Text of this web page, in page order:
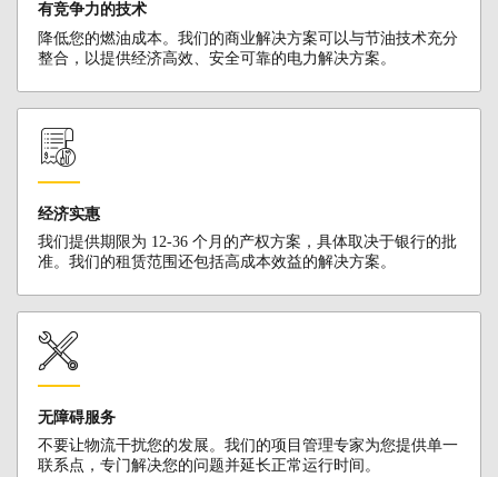
有竞争力的技术
降低您的燃油成本。我们的商业解决方案可以与节油技术充分
整合，以提供经济高效、安全可靠的电力解决方案。
经济实惠
我们提供期限为 12-36 个月的产权方案，具体取决于银行的批
准。我们的租赁范围还包括高成本效益的解决方案。
无障碍服务
不要让物流干扰您的发展。我们的项目管理专家为您提供单一
联系点，专门解决您的问题并延长正常运行时间。